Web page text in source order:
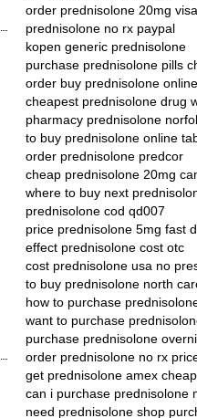
order prednisolone 20mg
prednisolone no rx paypal
kopen generic prednisolone
purchase prednisolone pills
order buy prednisolone online
cheapest prednisolone drug
pharmacy prednisolone
to buy prednisolone online
order prednisolone predcor
cheap prednisolone 20mg
where to buy next
prednisolone cod qd007
price prednisolone 5mg fast
effect prednisolone cost otc
cost prednisolone usa no
to buy prednisolone north
how to purchase
want to purchase
purchase prednisolone
order prednisolone no rx
get prednisolone amex cheap
can i purchase prednisolone
need prednisolone shop